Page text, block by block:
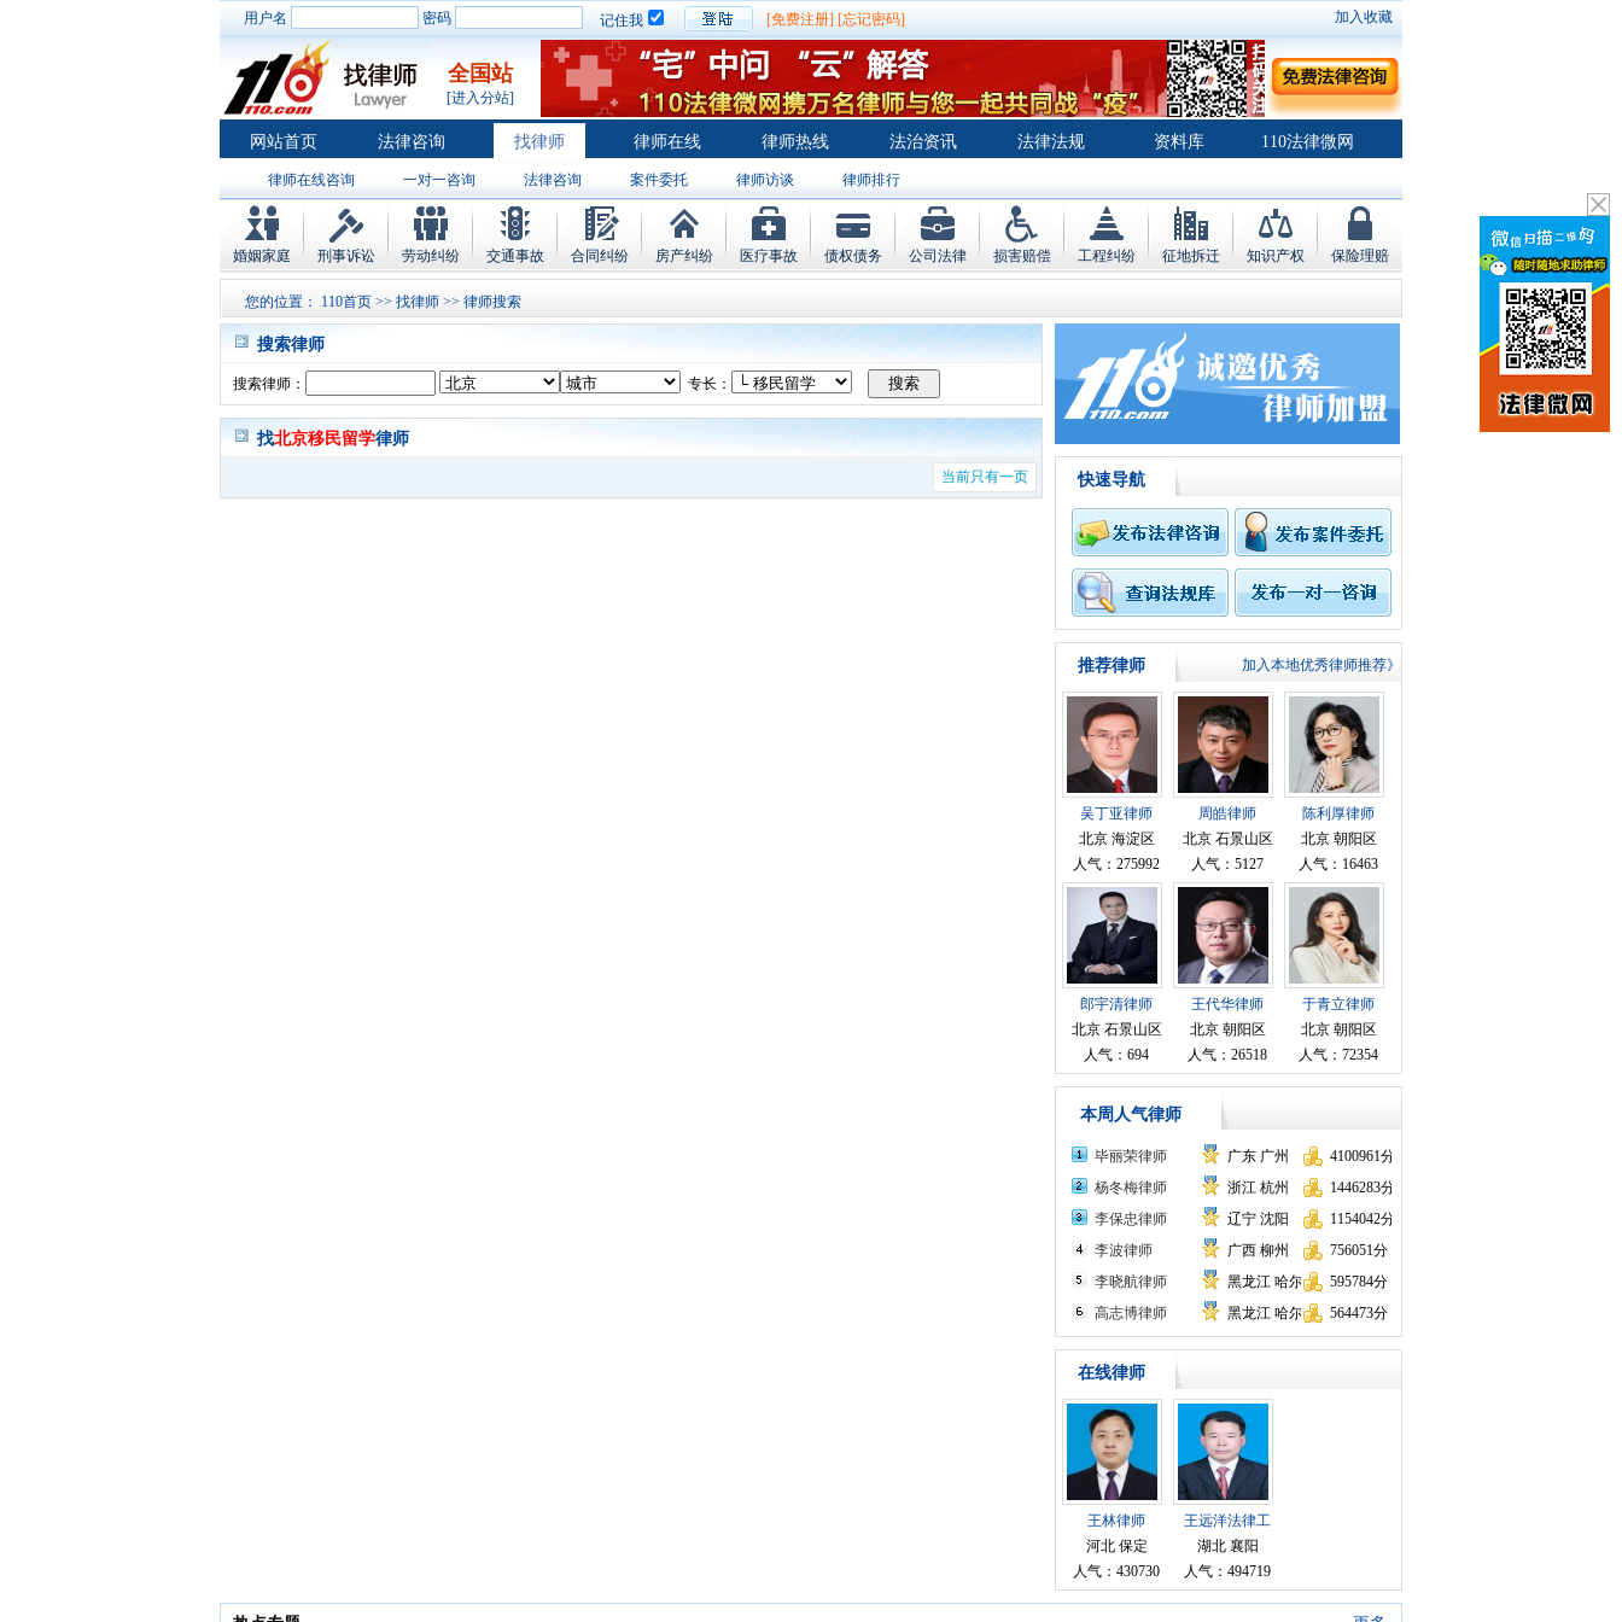
用户名 密码 记住我 [免费注册] [忘记密码] 加入收藏
全国站
[进入分站]
网站首页 法律咨询 找律师 律师在线 律师热线 法治资讯 法律法规 资料库 110法律微网
律师在线咨询 一对一咨询 法律咨询 案件委托 律师访谈 律师排行
婚姻家庭 刑事诉讼 劳动纠纷 交通事故 合同纠纷 房产纠纷 医疗事故 债权债务 公司法律 损害赔偿 工程纠纷 征地拆迁 知识产权 保险理赔
您的位置： 110首页 >> 找律师 >> 律师搜索
搜索律师
搜索律师： 专长：
找北京移民留学律师
当前只有一页 快速导航
推荐律师 加入本地优秀律师推荐》
吴丁亚律师
北京 海淀区
人气：275992
周皓律师
北京 石景山区
人气：5127
陈利厚律师
北京 朝阳区
人气：16463
郎宇清律师
北京 石景山区
人气：694
王代华律师
北京 朝阳区
人气：26518
于青立律师
北京 朝阳区
人气：72354
本周人气律师
毕丽荣律师 广东 广州
4100961分
杨冬梅律师
浙江 杭州
1446283分
李保忠律师
辽宁 沈阳
1154042分
李波律师
广西 柳州
756051分
李晓航律师
黑龙江 哈尔滨
595784分
高志博律师
黑龙江 哈尔滨 564473分
在线律师
王林律师
河北 保定
人气：430730
王远洋法律工
作者律师
湖北 襄阳
人气：494719